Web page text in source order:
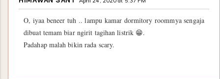
O, iyaa beneer tuh .. lampu kamar dormitory roommya sengaja
dibuat temam biar ngirit tagihan listrik 😁.
Padahap malah bikin rada scary.